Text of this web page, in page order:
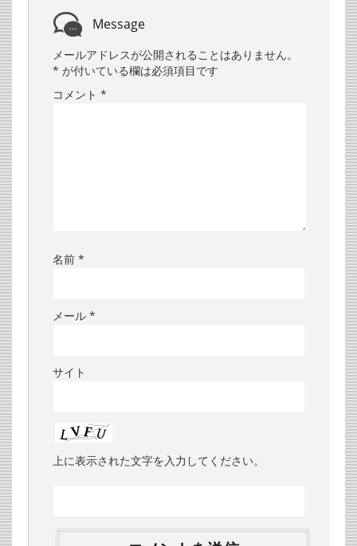
Message
メールアドレスが公開されることはありません。
* が付いている欄は必須項目です
コメント *
名前 *
メール *
サイト
上に表示された文字を入力してください。